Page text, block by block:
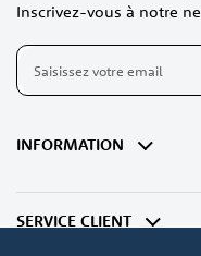
Inscrivez-vous à notre
Inscription
notre
d’information
INFORMATION
SERVICE CLIENT